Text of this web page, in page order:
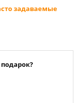
задаваемые